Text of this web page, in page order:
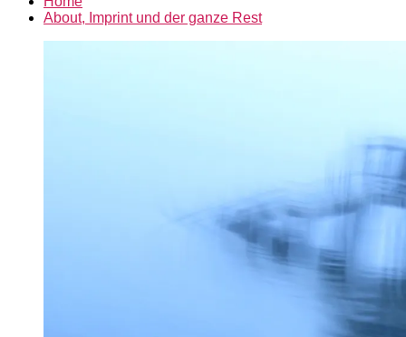
About, Imprint und der ganze Rest